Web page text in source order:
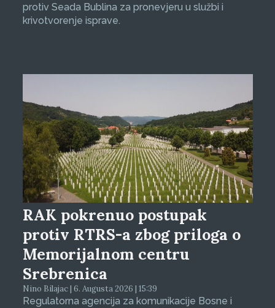
protiv Seada Bublina za pronevjeru u službi i
krivotvorenje isprave.
RAK pokrenuo postupak
protiv RTRS-a zbog priloga o
Memorijalnom centru
Srebrenica
Nino Bilajac | 6. Augusta 2026 | 15:39
Regulatorna agencija za komunikacije Bosne i